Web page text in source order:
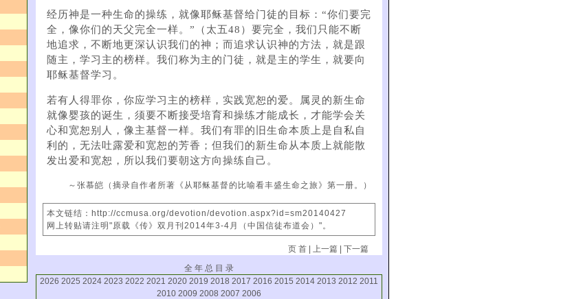
经历神是一种生命的操练，就像耶稣基督给门徒的目标：“你们要完
全，像你们的天父完全一样。”（太五48）要完全，我们只能不断
地追求，不断地更深认识我们的神；而追求认识神的方法，就是跟
随主，学习主的榜样。我们称为主的门徒，就是主的学生，就要向
耶稣基督学习。
若有人得罪你，你应学习主的榜样，实践宽恕的爱。属灵的新生命
就像婴孩的诞生，须要不断接受培育和操练才能成长，才能学会关
心和宽恕别人，像主基督一样。我们有罪的旧生命本质上是自私自
利的，无法吐露爱和宽恕的芳香；但我们的新生命从本质上就能散
发出爱和宽恕，所以我们要朝这方向操练自己。
～张慕皑（摘录自作者所著《从耶稣基督的比喻看丰盛生命之旅》第一册。）
本文链结：http://ccmusa.org/devotion/devotion.aspx?id=sm20140427
网上转贴请注明"原载《传》双月刊2014年3-4月（中国信徒布道会）"。
页 首 |上一篇 |下一篇
全 年 总 目 录
2026 2025 2024 2023 2022 2021 2020 2019 2018 2017 2016 2015 2014 2013 2012 2011
2010 2009 2008 2007 2006